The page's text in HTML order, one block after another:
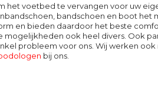
het voetbed te vervangen voor uw
bandschoen en boot het
en bieden daardoor het beste
ook heel divers. Ook
probleem voor ons. Wij werken
bij ons.